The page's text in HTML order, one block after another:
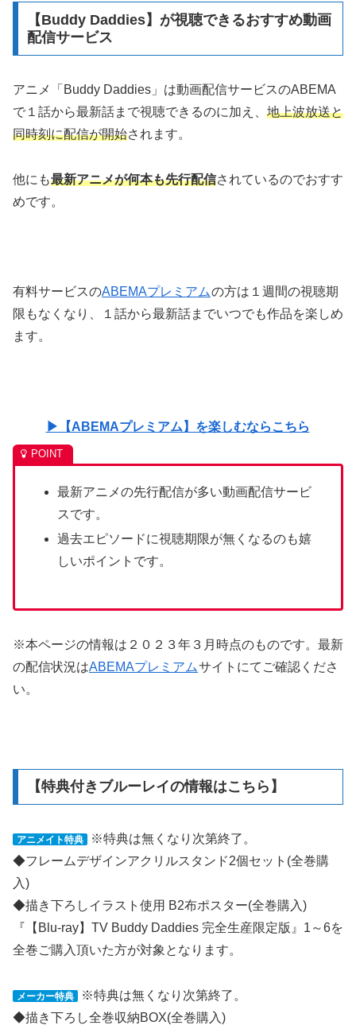
【Buddy Daddies】が視聴できるおすすめ動画
配信サービス
アニメ「Buddy Daddies」は動画配信サービスのABEMA
で１話から最新話まで視聴できるのに加え、 地上波放送と
同時刻に配信が開始されます。
他にも最新アニメが何本も先行配信されているのでおすす
めです。
有料サービスのABEMAプレミアムの方は１週間の視聴期
限もなくなり、１話から最新話までいつでも作品を楽しめ
ます。
▶【ABEMAプレミアム】を楽しむならこちら
最新アニメの先行配信が多い動画配信サービ
スです。
過去エピソードに視聴期限が無くなるのも嬉
しいポイントです。
※本ページの情報は２０２３年３月時点のものです。最新
の配信状況はABEMAプレミアムサイトにてご確認くださ
い。
【特典付きブルーレイの情報はこちら】
アニメイト特典
※特典は無くなり次第終了。
◆フレームデザインアクリルスタンド2個セット(全巻購
入)
◆描き下ろしイラスト使用 B2布ポスター(全巻購入)
『【Blu-ray】TV Buddy Daddies 完全生産限定版』1～6を
全巻ご購入頂いた方が対象となります。
メーカー特典
※特典は無くなり次第終了。
◆描き下ろし全巻収納BOX(全巻購入)